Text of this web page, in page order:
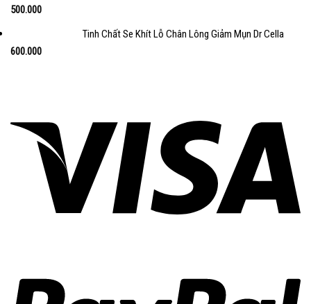
500.000
Tinh Chất Se Khít Lỗ Chân Lông Giảm Mụn Dr Cella
600.000